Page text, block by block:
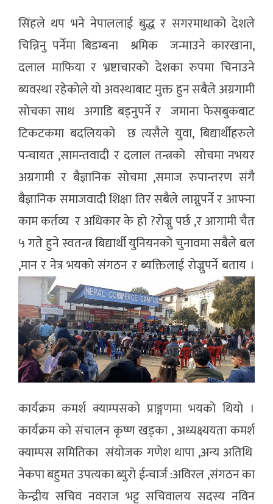
सिंहले थप भने नेपाललाई बुद्ध र सगरमाथाको देशले
चिन्निनु पर्नेमा बिडम्बना श्रमिक जन्माउने कारखाना,
दलाल माफिया र भ्रष्टाचारकाे देशका रुपमा चिनाउने
ब्यवस्था रहेकाेले याे अवस्थाबाट मुक्त हुन सबैले अग्रगामी
साेचका साथ अगाडि बड्नुपर्ने र जमाना फेसबुकबाट
टिकटकमा बदलियकाे छ त्यसैले युवा, बिद्यार्थीहरुले
पन्चायत ,सामन्तवादी र दलाल तन्त्रकाे साेचमा नभयर
अग्रगामी र बैज्ञानिक साेचमा ,समाज रुपान्तरण संगै
बैज्ञानिक समाजवादी शिक्षा तिर सबैले लाग्नुपर्ने र आफ्ना
काम कर्तव्य र अधिकार के हाे ?राेज्नु पर्छ ,र आगामी चैत
५ गते हुने स्वतन्त्र बिद्यार्थी युनियनको चुनावमा सबैले बल
,मान र नेत्र भयकाे संगठन र ब्यक्तिलाई राेज्नुपर्ने बताय ।
कार्यक्रम कमर्श क्याम्पसकाे प्राङ्गणमा भयकाे थियाे ।
कार्यक्रम काे संचालन कृष्ण खड्का , अध्यक्ष्ययता कमर्श
क्याम्पस समितिका संयाेजक गणेश थापा ,अन्य अतिथि
नेकपा बहुमत उपत्यका ब्युराे ईन्चार्ज :अविरल ,संगठन का
केन्द्रीय सचिव नवराज भट्ट सचिवालय सदस्य नविन